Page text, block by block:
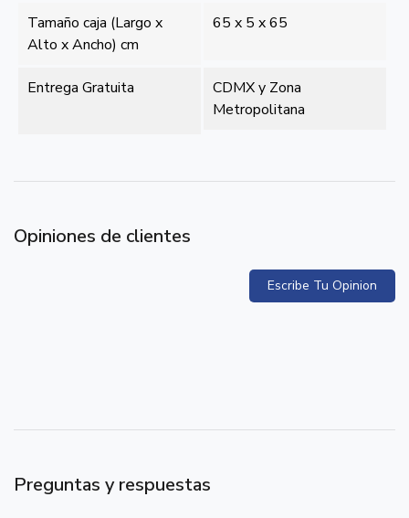
Tamaño caja (Largo x
Alto x Ancho) cm
65 x 5 x 65
Entrega Gratuita
CDMX y Zona
Metropolitana
Opiniones de clientes
Escribe Tu Opinion
Preguntas y respuestas